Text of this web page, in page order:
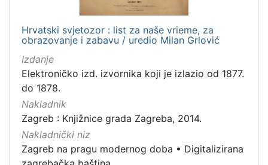
Hrvatski svjetozor : list za naše vrieme, za
obrazovanje i zabavu / uredio Milan Grlović
Izdanje
Elektroničko izd. izvornika koji je izlazio od 1877.
do 1878.
Nakladnik
Zagreb : Knjižnice grada Zagreba, 2014.
Nakladnički niz
Zagreb na pragu modernog doba • Digitalizirana